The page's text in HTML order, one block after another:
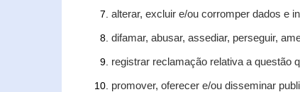
alterar, excluir e/ou corromper dados e
difamar, abusar, assediar, perseguir,
registrar reclamação relativa a questão
promover, oferecer e/ou disseminar